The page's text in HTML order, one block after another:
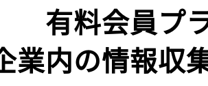
有料会員プ
業内の情報収